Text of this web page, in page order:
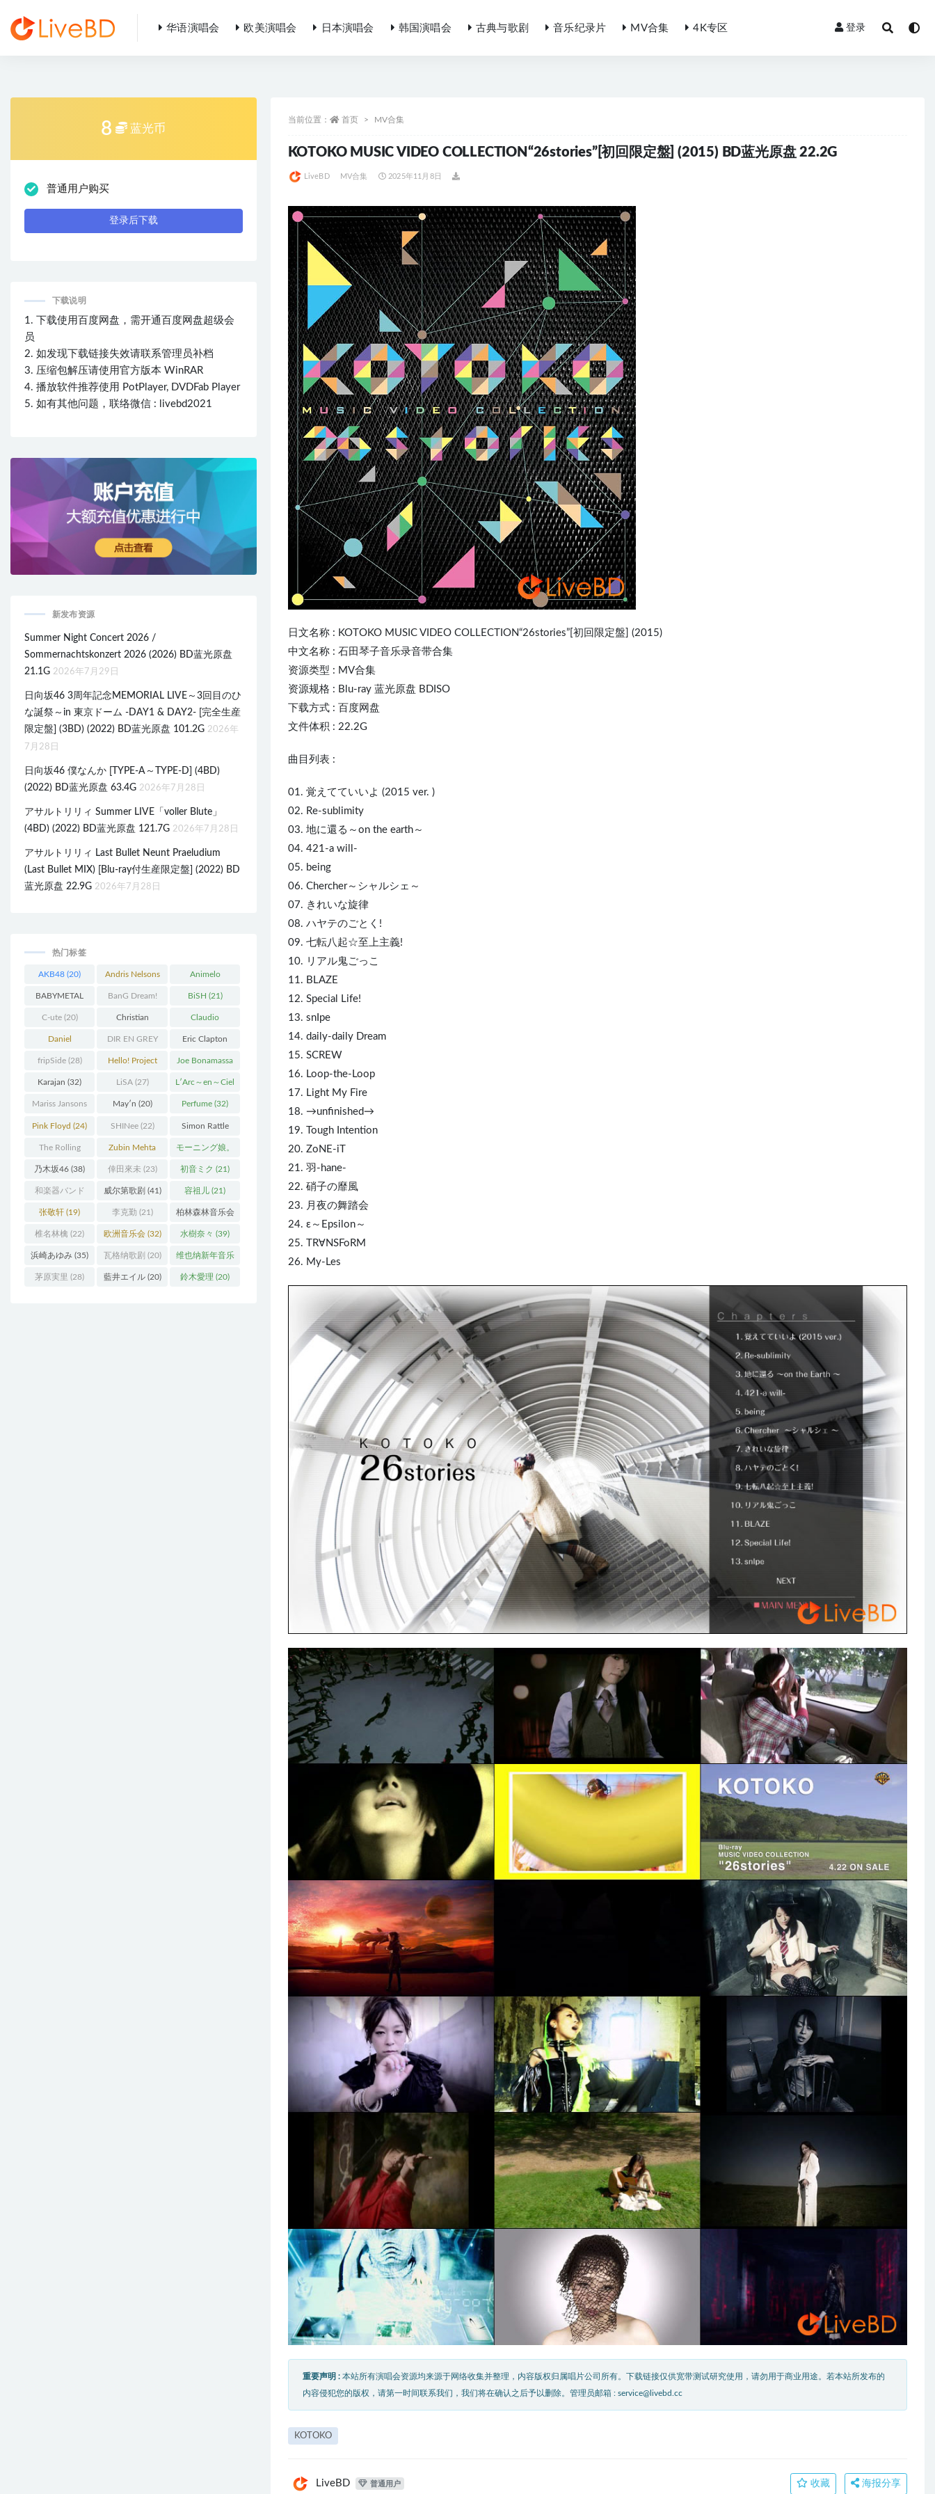
华语演唱会 欧美演唱会 日本演唱会 韩国演唱会 古典与歌剧 音乐纪录片 MV合集 4K专区 登录
当前位置： 首页 MV合集
KOTOKO MUSIC VIDEO COLLECTION“26stories”[初回限定盤] (2015) BD蓝光原盘 22.2G
LiveBD MV合集 2025年11月8日
日文名称 : KOTOKOMUSIC VIDEO COLLECTION“26stories”[初回限定盤] (2015)
中文名称 : 石田琴子音乐录音带合集
资源类型 : MV合集
资源规格 : Blu-ray 蓝光原盘 BDISO
下载方式 : 百度网盘
文件体积 : 22.2G
曲目列表 :
01. 覚えてていいよ (2015 ver. )
02. Re-sublimity
03. 地に還る～on the earth～
04. 421-a will-
05. being
06. Chercher～シャルシェ～
07. きれいな旋律
08. ハヤテのごとく!
09. 七転八起☆至上主義!
10. リアル鬼ごっこ
11. BLAZE
12. Special Life!
13. snIpe
14. daily-daily Dream
15. SCREW
16. Loop-the-Loop
17. Light My Fire
18. →unfinished→
19. Tough Intention
20. ZoNE-iT
21. 羽-hane-
22. 硝子の靡風
23. 月夜の舞踏会
24. ε～Epsilon～
25. TR∀NSFoRM
26. My-Les
重要声明 : 本站所有演唱会资源均来源于网络收集并整理，内容版权归属唱片公司所有。下载链接仅供宽带测试研究使用，请勿用于商业用途。若本站所发布的
内容侵犯您的版权，请第一时间联系我们，我们将在确认之后予以删除。管理员邮箱 : service@livebd.cc
KOTOKO
LiveBD 普通用户 收藏 海报分享
8 蓝光币
普通用户购买
登录后下载
下载说明
1. 下载使用百度网盘，需开通百度网盘超级会
员
2. 如发现下载链接失效请联系管理员补档
3. 压缩包解压请使用官方版本 WinRAR
4. 播放软件推荐使用 PotPlayer, DVDFab Player
5. 如有其他问题，联络微信 : livebd2021
新发布资源
Summer Night Concert 2026 /
Sommernachtskonzert 2026 (2026) BD蓝光原盘
21.1G 2026年7月29日
日向坂46 3周年記念MEMORIAL LIVE～3回目のひ
な誕祭～in 東京ドーム -DAY1 & DAY2- [完全生産
限定盤] (3BD) (2022) BD蓝光原盘 101.2G 2026年
7月28日
日向坂46 僕なんか [TYPE-A～TYPE-D] (4BD)
(2022) BD蓝光原盘 63.4G 2026年7月28日
アサルトリリィ Summer LIVE「voller Blute」
(4BD) (2022) BD蓝光原盘 121.7G 2026年7月28日
アサルトリリィ Last Bullet Neunt Praeludium
(Last Bullet MIX) [Blu-ray付生産限定盤] (2022) BD
蓝光原盘 22.9G 2026年7月28日
热门标签
AKB48 (20) Andris Nelsons
(22)
Animelo
Summer Live
(34)
BABYMETAL
(22)
BanG Dream!
(48)
BiSH (21)
C-ute(20) Christian
Thielemann(36)
Claudio
Abbado(25)
Daniel
Barenboim(37)
DIR EN GREY
(27)
Eric Clapton
(27)
fripSide(28) Hello! Project
(58)
Joe Bonamassa
(20)
Karajan (32) LiSA(27) L′Arc～en～Ciel
(41)
Mariss Jansons
(25)
May′n (20) Perfume (32)
Pink Floyd (24) SHINee(22) Simon Rattle
(43)
The Rolling
Stones(30)
Zubin Mehta
(19)
モーニング娘。
(27)
乃木坂46 (38) 倖田來未 (23) 初音ミク (21)
和楽器バンド
(25)
威尔第歌剧 (41) 容祖儿 (21)
张敬轩 (19) 李克勤 (21) 柏林森林音乐会
(22)
椎名林檎 (22) 欧洲音乐会(32) 水樹奈々 (39)
浜崎あゆみ (35) 瓦格纳歌剧 (20) 维也纳新年音乐
会(19)
茅原実里 (28) 藍井エイル(20) 鈴木愛理 (20)